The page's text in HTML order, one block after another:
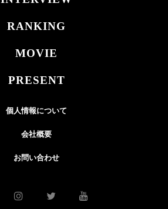
RANKING
MOVIE
PRESENT
個人情報について
会社概要
お問い合わせ